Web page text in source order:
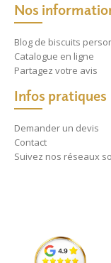
Nos
Blog de biscuits
Catalogue en ligne
Partagez votre avis
Infos pratiques
Demander un devis
Contact
Suivez nos réseaux